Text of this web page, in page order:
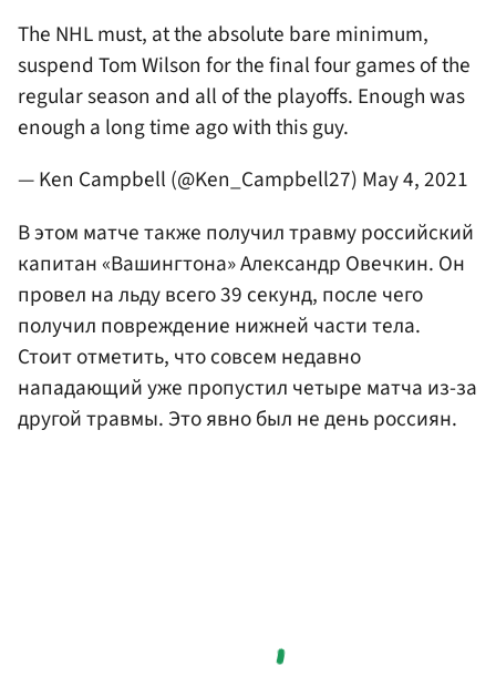
The NHL must, at the absolute bare minimum,
suspend Tom Wilson for the final four games of the
regular season and all of the playoffs. Enough was
enough a long time ago with this guy.
— Ken Campbell (@Ken_Campbell27) May 4, 2021
В этом матче также получил травму российский
капитан «Вашингтона» Александр Овечкин. Он
провел на льду всего 39 секунд, после чего
получил повреждение нижней части тела.
Стоит отметить, что совсем недавно
нападающий уже пропустил четыре матча из-за
другой травмы. Это явно был не день россиян.